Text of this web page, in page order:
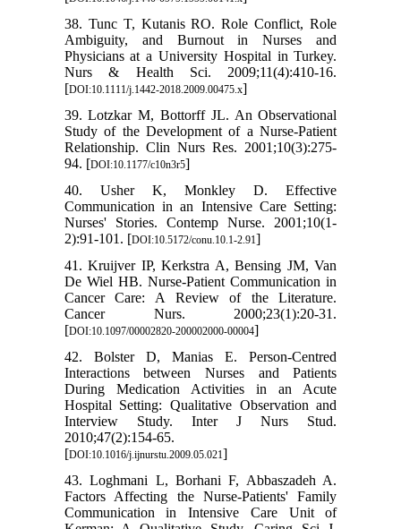
38. Tunc T, Kutanis RO. Role Conflict, Role
Ambiguity, and Burnout in Nurses and
Physicians at a University Hospital in Turkey.
Nurs & Health Sci. 2009;11(4):410-16.
[DOI:10.1111/j.1442-2018.2009.00475.x]
39. Lotzkar M, Bottorff JL. An Observational
Study of the Development of a Nurse-Patient
Relationship. Clin Nurs Res. 2001;10(3):275-
94. [DOI:10.1177/c10n3r5]
40. Usher K, Monkley D. Effective
Communication in an Intensive Care Setting:
Nurses' Stories. Contemp Nurse. 2001;10(1-
2):91-101. [DOI:10.5172/conu.10.1-2.91]
41. Kruijver IP, Kerkstra A, Bensing JM, Van
De Wiel HB. Nurse-Patient Communication in
Cancer Care: A Review of the Literature.
Cancer Nurs. 2000;23(1):20-31.
[DOI:10.1097/00002820-200002000-00004]
42. Bolster D, Manias E. Person-Centred
Interactions between Nurses and Patients
During Medication Activities in an Acute
Hospital Setting: Qualitative Observation and
Interview Study. Inter J Nurs Stud.
2010;47(2):154-65.
[DOI:10.1016/j.ijnurstu.2009.05.021]
43. Loghmani L, Borhani F, Abbaszadeh A.
Factors Affecting the Nurse-Patients' Family
Communication in Intensive Care Unit of